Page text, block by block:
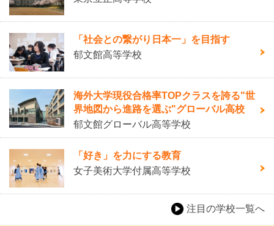
「社会との繋がり日本一」を目指す
郁文館高等学校
海外大学現役合格率TOPクラスを誇る"世
界地図から進路を選ぶ"グローバル高校
郁文館グローバル高等学校
「好き」を力にする教育
女子美術大学付属高等学校
注目の学校一覧へ